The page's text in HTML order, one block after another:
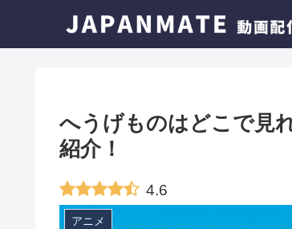
へうげものはどこで見
紹介！
4.6
アニメ